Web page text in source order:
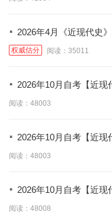
· 2026年4月《近现代史
权威估分 阅读：35011
· 2026年10月自考【近现
阅读：48003
· 2026年10月自考【近现
阅读：48003
· 2026年10月自考【近现
阅读：48008